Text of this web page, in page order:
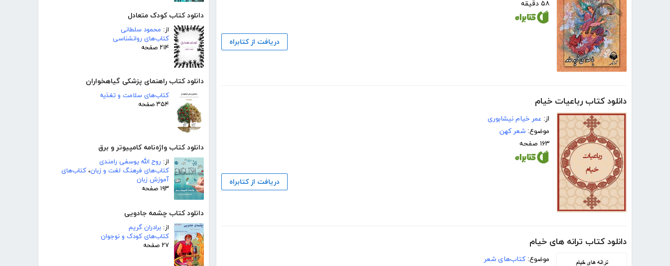
دانلود کتاب کودک متعادل
از: محمود سلطانی
کتاب‌های روانشناسی
۲۱۴ صفحه
دانلود کتاب راهنمای پزشکی گیاهخواران
کتاب‌های سلامت و تغذیه
۳۵۴ صفحه
دانلود کتاب واژه‌نامه کامپیوتر و برق
از: روح الله یوسفی رامندی
کتاب‌های فرهنگ لغت و زبان، کتاب‌های
آموزش زبان
۱۹۳ صفحه
دانلود کتاب چشمه جادویی
از: برادران گریم
کتاب‌های کودک و نوجوان
۲۷ صفحه
۵۸ دقیقه
دریافت از کتابراه
دانلود کتاب رباعیات خیام
از: عمر خیام نیشابوری
موضوع: شعر کهن
۱۶۳ صفحه
دریافت از کتابراه
دانلود کتاب ترانه های خیام
موضوع: کتاب‌های شعر